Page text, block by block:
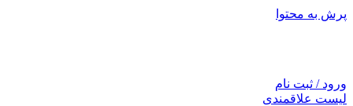
پرش به محتوا
ورود / ثبت نام
لیست علاقمندی